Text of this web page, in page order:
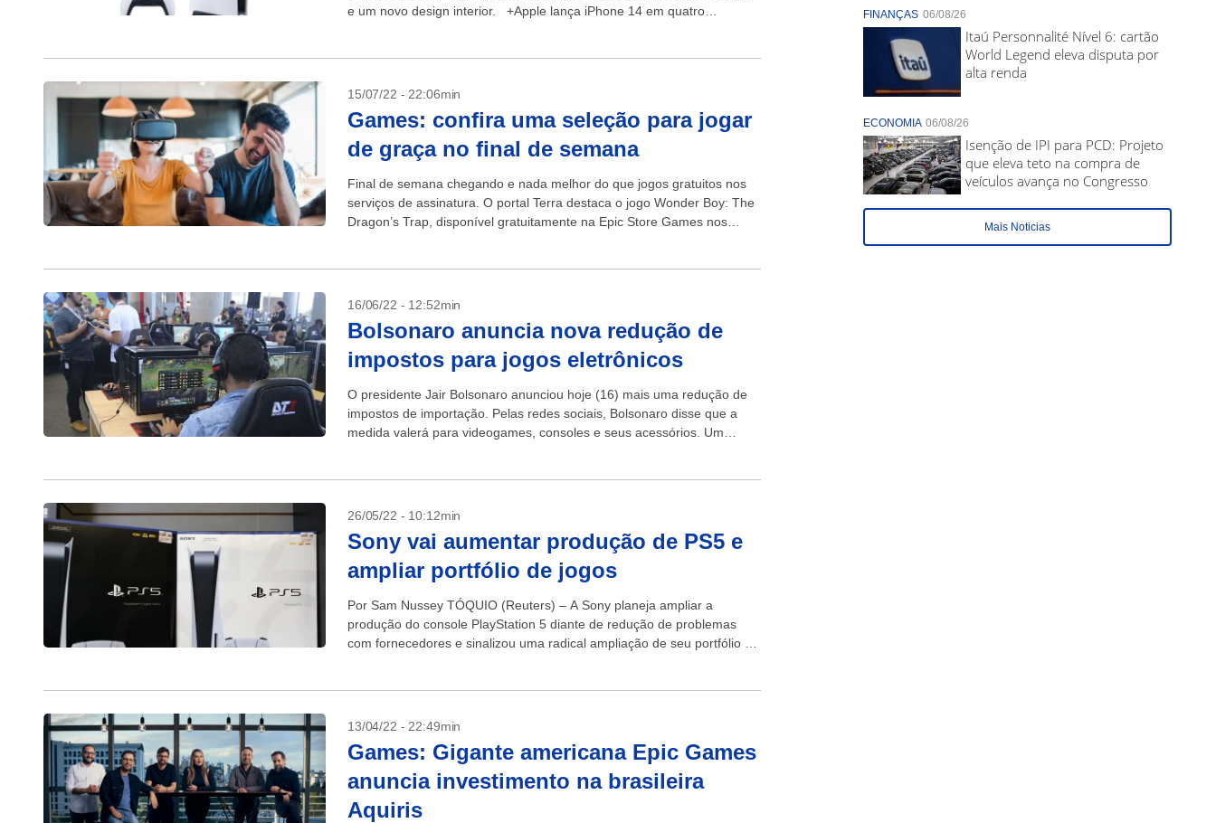
e um novo design interior. +Apple lança iPhone 14 em quatro
15/07/22 - 22:06min
Games: confira uma seleção para jogar
de graça no final de semana
Final de semana chegando e nada melhor do que jogos gratuitos nos
serviços de assinatura. O portal Terra destaca o jogo Wonder Boy: The
Dragon’s Trap, disponível gratuitamente na Epic Store Games nos
16/06/22 - 12:52min
Bolsonaro anuncia nova redução de
impostos para jogos eletrônicos
O presidente Jair Bolsonaro anunciou hoje (16) mais uma redução de
impostos de importação. Pelas redes sociais, Bolsonaro disse que a
medida valerá para videogames, consoles e seus acessórios. Um
26/05/22 - 10:12min
Sony vai aumentar produção de PS5 e
ampliar portfólio de jogos
Por Sam Nussey TÓQUIO (Reuters) – A Sony planeja ampliar a
produção do console PlayStation 5 diante de redução de problemas
com fornecedores e sinalizou uma radical ampliação de seu portfólio de
13/04/22 - 22:49min
Games: Gigante americana Epic Games
anuncia investimento na brasileira
Aquiris
FINANÇAS 06/08/26
Itaú Personnalité Nível 6: cartão
World Legend eleva disputa por
alta renda
ECONOMIA 06/08/26
Isenção de IPI para PCD: Projeto
que eleva teto na compra de
veículos avança no Congresso
Mais Noticias